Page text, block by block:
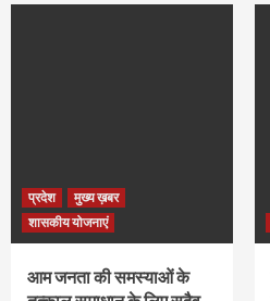
प्रदेश
मुख्य ख़बर
शासकीय योजनाएं
आम जनता की समस्याओं के